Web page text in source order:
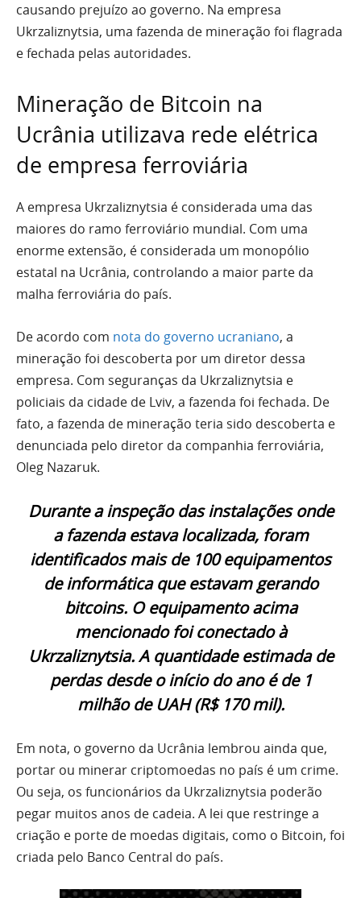
causando prejuízo ao governo. Na empresa
Ukrzaliznytsia, uma fazenda de mineração foi flagrada
e fechada pelas autoridades.
Mineração de Bitcoin na
Ucrânia utilizava rede elétrica
de empresa ferroviária
A empresa Ukrzaliznytsia é considerada uma das
maiores do ramo ferroviário mundial. Com uma
enorme extensão, é considerada um monopólio
estatal na Ucrânia, controlando a maior parte da
malha ferroviária do país.
De acordo com nota do governo ucraniano, a
mineração foi descoberta por um diretor dessa
empresa. Com seguranças da Ukrzaliznytsia e
policiais da cidade de Lviv, a fazenda foi fechada. De
fato, a fazenda de mineração teria sido descoberta e
denunciada pelo diretor da companhia ferroviária,
Oleg Nazaruk.
Durante a inspeção das instalações onde
a fazenda estava localizada, foram
identificados mais de 100 equipamentos
de informática que estavam gerando
bitcoins. O equipamento acima
mencionado foi conectado à
Ukrzaliznytsia. A quantidade estimada de
perdas desde o início do ano é de 1
milhão de UAH (R$ 170 mil).
Em nota, o governo da Ucrânia lembrou ainda que,
portar ou minerar criptomoedas no país é um crime.
Ou seja, os funcionários da Ukrzaliznytsia poderão
pegar muitos anos de cadeia. A lei que restringe a
criação e porte de moedas digitais, como o Bitcoin, foi
criada pelo Banco Central do país.